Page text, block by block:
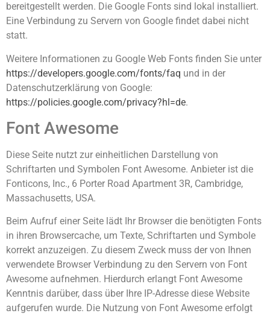
bereitgestellt werden. Die Google Fonts sind lokal installiert.
Eine Verbindung zu Servern von Google findet dabei nicht
statt.
Weitere Informationen zu Google Web Fonts finden Sie unter
https://developers.google.com/fonts/faq und in der
Datenschutzerklärung von Google:
https://policies.google.com/privacy?hl=de.
Font Awesome
Diese Seite nutzt zur einheitlichen Darstellung von
Schriftarten und Symbolen Font Awesome. Anbieter ist die
Fonticons, Inc., 6 Porter Road Apartment 3R, Cambridge,
Massachusetts, USA.
Beim Aufruf einer Seite lädt Ihr Browser die benötigten Fonts
in ihren Browsercache, um Texte, Schriftarten und Symbole
korrekt anzuzeigen. Zu diesem Zweck muss der von Ihnen
verwendete Browser Verbindung zu den Servern von Font
Awesome aufnehmen. Hierdurch erlangt Font Awesome
Kenntnis darüber, dass über Ihre IP-Adresse diese Website
aufgerufen wurde. Die Nutzung von Font Awesome erfolgt